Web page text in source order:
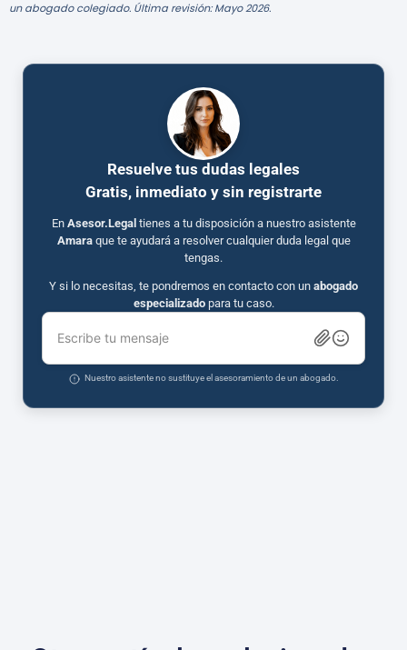
un abogado colegiado. Última revisión: Mayo 2026.
Resuelve tus dudas legales
Gratis, inmediato y sin registrarte
En Asesor.Legal tienes a tu disposición a nuestro asistente
Amaraque te ayudará a resolver cualquier duda legal que
tengas.
Y si lo necesitas, te pondremos en contacto con un abogado
especializadopara tu caso.
Escribe tu mensaje
Nuestro asistente no sustituye el asesoramiento de un abogado.